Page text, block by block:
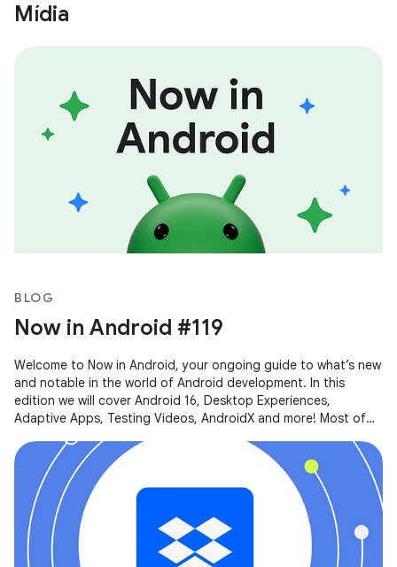
Mídia
BLOG
Now in Android #119
Welcome to Now in Android, your ongoing guide to what’s new
and notable in the world of Android development. In this
edition we will cover Android 16, Desktop Experiences,
Adaptive Apps, Testing Videos, AndroidX and more! Most of